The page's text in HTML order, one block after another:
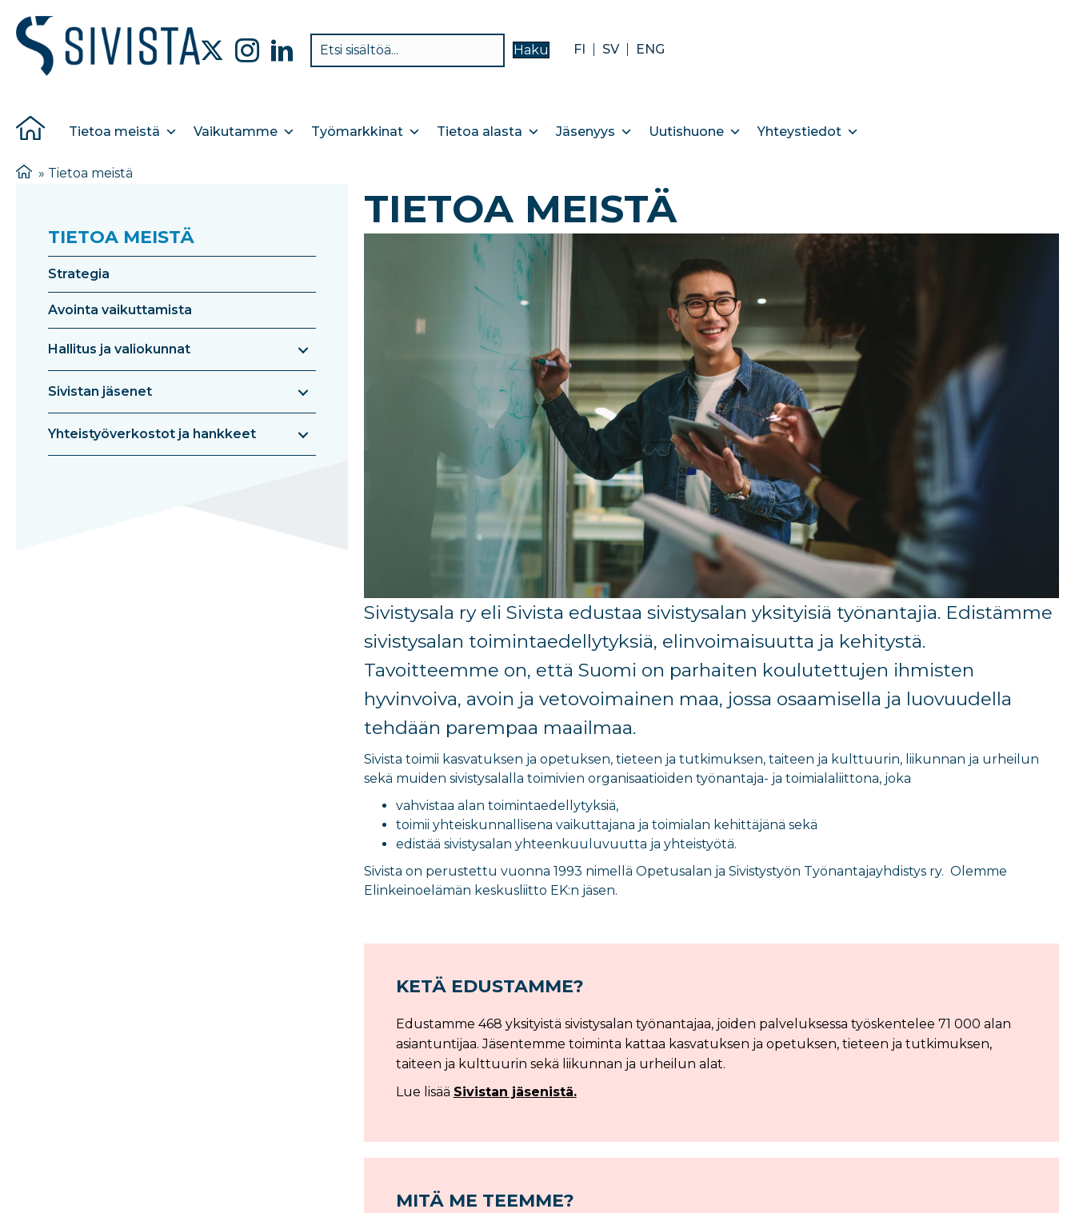
Haku FI SV ENG
Tietoa meistä Vaikutamme Työmarkkinat Tietoa alasta Jäsenyys Uutishuone Yhteystiedot
» Tietoa meistä
TIETOA MEISTÄ
Strategia
Avointa vaikuttamista
Hallitus ja valiokunnat
Sivistan jäsenet
Yhteistyöverkostot ja hankkeet
TIETOA MEISTÄ
Sivistysala ry eli Sivista edustaa sivistysalan yksityisiä työnantajia. Edistämme
sivistysalan toimintaedellytyksiä, elinvoimaisuutta ja kehitystä.
Tavoitteemme on, että Suomi on parhaiten koulutettujen ihmisten
hyvinvoiva, avoin ja vetovoimainen maa, jossa osaamisella ja luovuudella
tehdään parempaa maailmaa.
Sivista toimii kasvatuksen ja opetuksen, tieteen ja tutkimuksen, taiteen ja kulttuurin, liikunnan ja urheilun
sekä muiden sivistysalalla toimivien organisaatioiden työnantaja- ja toimialaliittona, joka
vahvistaa alan toimintaedellytyksiä,
toimii yhteiskunnallisena vaikuttajana ja toimialan kehittäjänä sekä
edistää sivistysalan yhteenkuuluvuutta ja yhteistyötä.
Sivista on perustettu vuonna 1993 nimellä Opetusalan ja Sivistystyön Työnantajayhdistys ry. Olemme
Elinkeinoelämän keskusliitto EK:n jäsen.
KETÄ EDUSTAMME?
Edustamme 468 yksityistä sivistysalan työnantajaa, joiden palveluksessa työskentelee 71 000 alan
asiantuntijaa. Jäsentemme toiminta kattaa kasvatuksen ja opetuksen, tieteen ja tutkimuksen,
taiteen ja kulttuurin sekä liikunnan ja urheilun alat.
Lue lisää Sivistan jäsenistä.
MITÄ ME TEEMME?